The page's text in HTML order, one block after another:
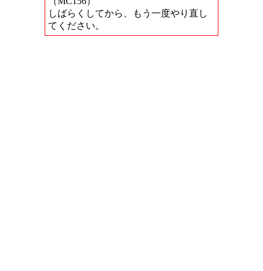
しばらくしてから、もう一度やり直し
てください。